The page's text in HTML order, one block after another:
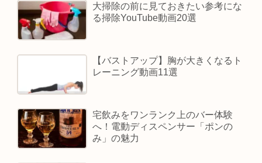
大掃除の前に見ておきたい参考にな
る掃除YouTube動画20選
【バストアップ】胸が大きくなるト
レーニング動画11選
宅飲みをワンランク上のバー体験
へ！電動ディスペンサー「ポンの
み」の魅力